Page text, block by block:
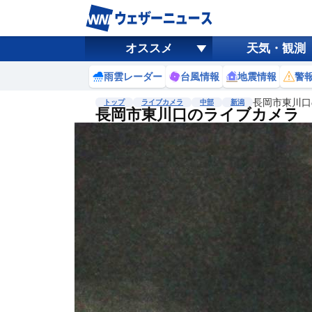
オススメ 天気・観測
雨雲レーダー 台風情報 地震情報 警
トップ ライブカメラ 中部 新潟 長岡市東川
長岡市東川口のライブカメラ